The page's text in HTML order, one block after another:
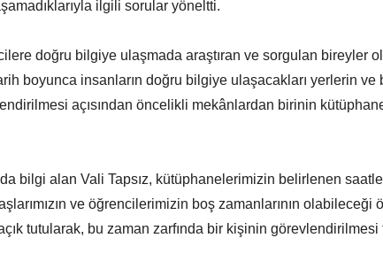
ilgili sorular yöneltti.
doğru bilgiye ulaşmada araştıran ve sorgulan bireyler
boyunca insanların doğru bilgiye ulaşacakları yerlerin ve
açısından öncelikli mekânlardan birinin
bilgi alan Vali Tapsız, kütüphanelerimizin belirlenen
ve öğrencilerimizin boş zamanlarının olabileceği
tutularak, bu zaman zarfında bir kişinin görevlendirilmesi